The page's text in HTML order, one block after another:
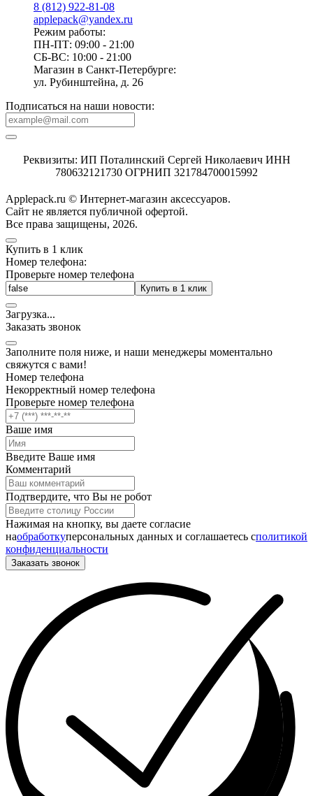
8 (812) 922-81-08
applepack@yandex.ru
Режим работы:
ПН-ПТ: 09:00 - 21:00
СБ-ВС: 10:00 - 21:00
Магазин в Санкт-Петербурге:
ул. Рубинштейна, д. 26
Подписаться на наши новости:
Реквизиты: ИП Поталинский Сергей Николаевич ИНН
780632121730 ОГРНИП 321784700015992
Applepack.ru © Интернет-магазин аксессуаров.
Cайт не является публичной офертой.
Все права защищены, 2026.
Купить в 1 клик
Номер телефона:
Проверьте номер телефона
Купить в 1 клик
Загрузка...
Заказать звонок
Заполните поля ниже, и наши менеджеры моментально
свяжутся с вами!
Номер телефона
Некорректный номер телефона
Проверьте номер телефона
Ваше имя
Введите Ваше имя
Комментарий
Подтвердите, что Вы не робот
Нажимая на кнопку, вы даете согласие
наобработкуперсональных данных и соглашаетесь cполитикой
конфиденциальности
Заказать звонок